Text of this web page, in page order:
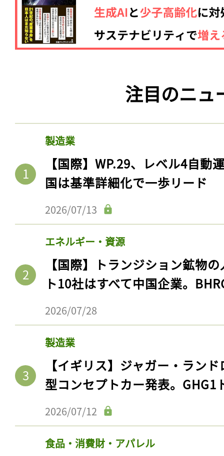
注目のニュ
製造業
【国際】WP.29、レベル4自動
国は基準詳細化で一歩リード
2026/07/13
エネルギー・資源
【国際】トランジション鉱物
ト10社はすべて中国企業。
2026/07/28
製造業
【イギリス】ジャガー・ラン
型コンセプトカー発表。GHG1
2026/07/12
食品・消費財・アパレル